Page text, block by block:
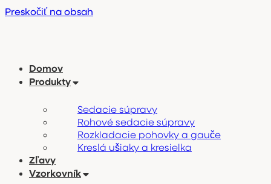
Preskočiť na obsah
Domov
Produkty
Sedacie súpravy
Rohové sedacie súpravy
Rozkladacie pohovky a gauče
Kreslá ušiaky a kresielka
Zľavy
Vzorkovník